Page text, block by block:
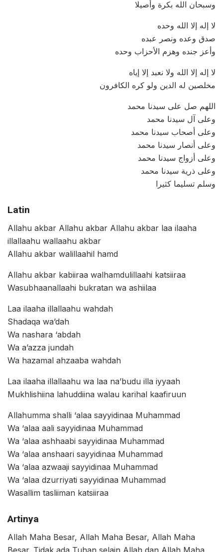
وسبحان الله بكرة وأصيلا
لا إله إلا الله وحده
صدق وعده ونصر عبده
وأعز جنده وهزم الأحزاب وحده
لا إله إلا الله ولا نعبد إلا إياه
مخلصين له الدين ولو كره الكافرون
اللهم صل على سيدنا محمد
وعلى آل سيدنا محمد
وعلى أصحاب سيدنا محمد
وعلى أنصار سيدنا محمد
وعلى أزواج سيدنا محمد
وعلى ذرية سيدنا محمد
وسلم تسليما كثيرا
Latin
Allahu akbar Allahu akbar Allahu akbar laa ilaaha
illallaahu wallaahu akbar
Allahu akbar walillaahil hamd
Allahu akbar kabiiraa walhamdulillaahi katsiiraa
Wasubhaanallaahi bukratan wa ashiilaa
Laa ilaaha illallaahu wahdah
Shadaqa wa’dah
Wa nashara ‘abdah
Wa a’azza jundah
Wa hazamal ahzaaba wahdah
Laa ilaaha illallaahu wa laa na’budu illa iyyaah
Mukhlishiina lahuddiina walau karihal kaafiruun
Allahumma shalli ‘alaa sayyidinaa Muhammad
Wa ‘alaa aali sayyidinaa Muhammad
Wa ‘alaa ashhaabi sayyidinaa Muhammad
Wa ‘alaa anshaari sayyidinaa Muhammad
Wa ‘alaa azwaaji sayyidinaa Muhammad
Wa ‘alaa dzurriyati sayyidinaa Muhammad
Wasallim tasliiman katsiiraa
Artinya
Allah Maha Besar, Allah Maha Besar, Allah Maha